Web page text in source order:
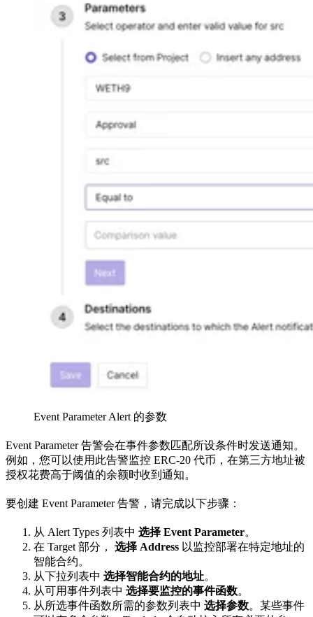
Event Parameter Alert 的参数
Event Parameter 告警会在事件参数匹配所设条件时发送通知。
例如，您可以使用此告警监控 ERC-20 代币，在第三方地址被
授权花费高于阈值的余额时收到通知。
要创建 Event Parameter 告警，请完成以下步骤：
从 Alert Types 列表中 选择 Event Parameter。
在 Target 部分， 选择 Address 以监控部署在特定地址的
智能合约。
从下拉列表中 选择智能合约的地址。
从可用事件列表中 选择要监控的事件函数。
从所选事件函数所需的参数列表中 选择参数。某些事件